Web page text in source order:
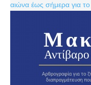
αιώνα έως σήμερα για